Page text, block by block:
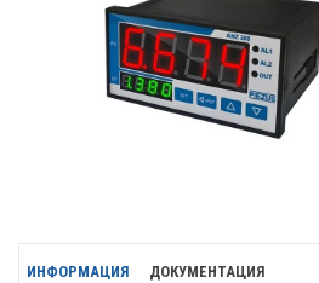
ИНФОРМАЦИЯ ДОКУМЕНТАЦИЯ